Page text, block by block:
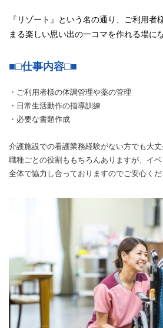
『リゾート』という名の通り、ご利用者
まる楽しい思い出の一コマを作れる場に
■□仕事内容□■
・ご利用者様の体調管理や薬の管理
・日常生活動作の指導訓練
・必要な書類作成
介護施設での看護業務経験がない方でも大丈
職種ごとの役割ももちろんありますが、イ
全体で協力し合っておりますのでご安心く